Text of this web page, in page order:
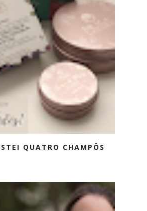
QUATRO CHAMPÔS